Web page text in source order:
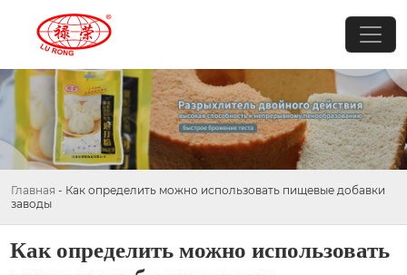
Главная - Как определить можно использовать пищевые добавки
заводы
Как определить можно использовать